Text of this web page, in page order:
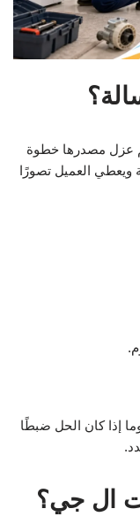
ثم عزل مصدرها خطوة
ويعطي العميل تصورًا
إذا كان الحل ضبطًا
ال جي؟